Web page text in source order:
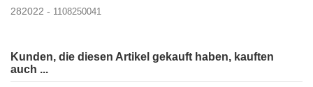
282022 - 1108250041
Kunden, die diesen Artikel gekauft haben, kauften
auch ...